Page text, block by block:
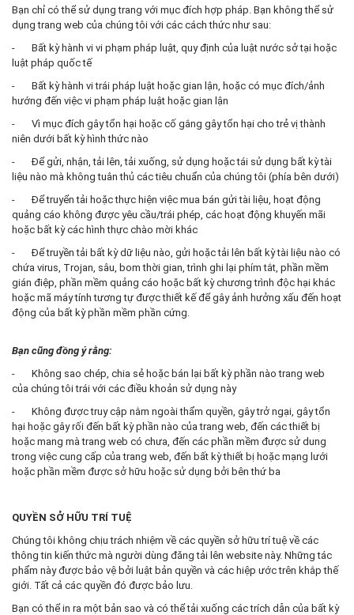
Bạn chỉ có thể sử dụng trang với mục đích hợp pháp. Bạn không thể sử
dụng trang web của chúng tôi với các cách thức như sau:
- Bất kỳ hành vi vi phạm pháp luật, quy định của luật nước sở tại hoặc
luật pháp quốc tế
- Bất kỳ hành vi trái pháp luật hoặc gian lận, hoặc có mục đích/ảnh
hướng đến việc vi phạm pháp luật hoặc gian lận
- Vì mục đích gây tổn hại hoặc cố gắng gây tổn hại cho trẻ vị thành
niên dưới bất kỳ hình thức nào
- Để gửi, nhận, tải lên, tải xuống, sử dụng hoặc tái sử dụng bất kỳ tài
liệu nào mà không tuân thủ các tiêu chuẩn của chúng tôi (phía bên dưới)
- Để truyển tải hoặc thực hiện việc mua bán gửi tài liệu, hoạt động
quảng cáo không được yêu cầu/trái phép, các hoạt động khuyến mãi
hoặc bất kỳ các hình thực chào mời khác
- Để truyền tải bất kỳ dữ liệu nào, gửi hoặc tải lên bất kỳ tài liệu nào có
chứa virus, Trojan, sâu, bom thời gian, trình ghi lại phím tắt, phần mềm
gián điệp, phần mềm quảng cáo hoặc bất kỳ chương trình độc hại khác
hoặc mã máy tính tương tự được thiết kế để gây ảnh hưởng xấu đến hoạt
động của bất kỳ phần mềm phần cứng.
Bạn cũng đồng ý rằng:
- Không sao chép, chia sẻ hoặc bán lại bất kỳ phần nào trang web
của chúng tôi trái với các điều khoản sử dụng này
- Không được truy cập nằm ngoài thẩm quyền, gây trở ngại, gây tổn
hại hoặc gây rối đến bất kỳ phần nào của trang web, đến các thiết bị
hoặc mang mà trang web có chưa, đến các phần mềm được sử dung
trong việc cung cấp của trang web, đến bất kỳ thiết bị hoặc mạng lưới
hoặc phần mềm được sở hữu hoặc sử dụng bởi bên thứ ba
QUYỀN SỞ HỮU TRÍ TUỆ
Chúng tôi không chịu trách nhiệm về các quyền sở hữu trí tuệ về các
thông tin kiến thức mà người dùng đăng tải lên website này. Những tác
phẩm này được bảo vệ bởi luật bản quyền và các hiệp ước trên khắp thế
giới. Tất cả các quyền đó được bảo lưu.
Bạn có thể in ra một bản sao và có thể tải xuống các trích dẫn của bất kỳ